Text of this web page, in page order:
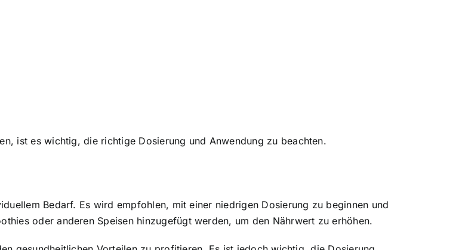
ist es wichtig, die richtige Dosierung und Anwendung zu beachten.
Bedarf. Es wird empfohlen, mit einer niedrigen Dosierung zu beginnen und
oder anderen Speisen hinzugefügt werden, um den Nährwert zu erhöhen.